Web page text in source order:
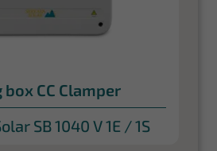
CC Clamper
SB 1040 V 1E / 1S